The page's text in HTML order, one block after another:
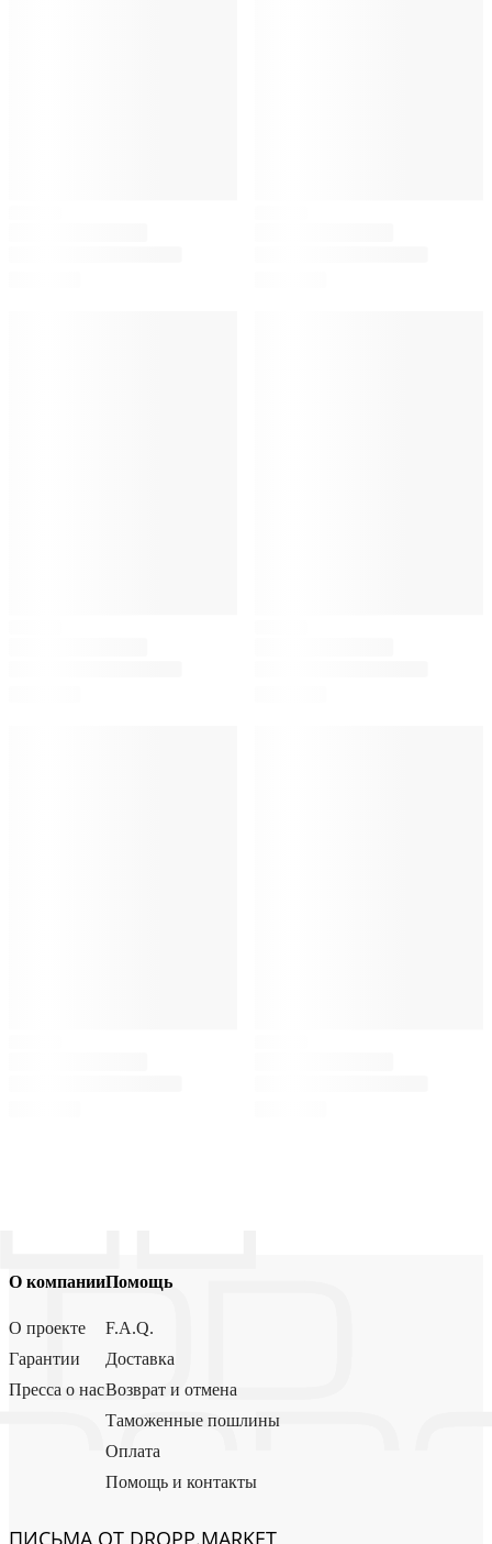
О компании
О проекте
Гарантии
Пресса о нас
Помощь
F.A.Q.
Доставка
Возврат и отмена
Таможенные пошлины
Оплата
Помощь и контакты